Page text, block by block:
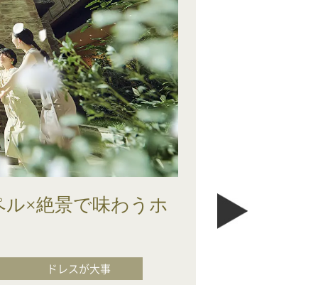
ル×絶景で味わうホ
ドレスが大事
ベストレ
ドレス試